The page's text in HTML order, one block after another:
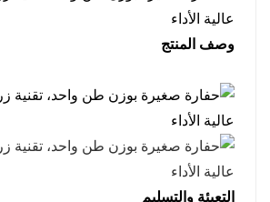
وصف المنتج
التعبئة والتسليم